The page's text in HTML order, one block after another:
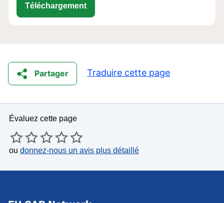
Téléchargementeu-cap-network-executive-
Partager Traduire cette page
Évaluez cette page
ou donnez-nous un avis plus détaillé